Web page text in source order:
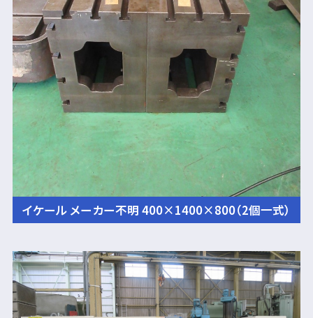
イケール メーカー不明 400×1400×800（2個一式）